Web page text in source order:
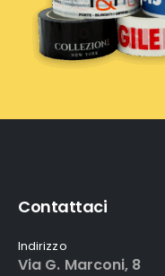
Contattaci
Indirizzo
Via G. Marconi, 8